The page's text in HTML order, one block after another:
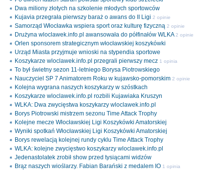
Dwa miliony złotych na szkolenie młodych sportowców
Kujavia przegrała pierwszy baraż o awans do II Ligi 2 opinie
Samorząd Włocławka wspiera sport oraz kulturę fizyczną 2 opinie
Drużyna wloclawek.info.pl awansowała do półfinałów WLKA 2 opinie
Orlen sponsorem strategicznym włocławskiej koszykówki
Urząd Miasta przyjmuje wnioski na stypendia sportowe
Koszykarze wloclawek.info.pl przegrali pierwszy mecz 1 opinia
To był świetny sezon 11-letniego Borysa Piotrowskiego
Nauczyciel SP 7 Animatorem Roku w kujawsko-pomorskim 2 opinie
Kolejna wygrana naszych koszykarzy w szóstkach
Koszykarze wloclawek.info.pl rozbili Kujawiaka Kruszyn
WLKA: Dwa zwycięstwa koszykarzy wloclawek.info.pl
Borys Piotrowski mistrzem sezonu Time Attack Trophy
Kolejne mecze Włocławskiej Ligi Koszykówki Amatorskiej
Wyniki spotkań Włocławskiej Ligi Koszykówki Amatorskiej
Borys rewelacją kolejnej rundy cyklu Time Attack Trophy
WLKA: kolejne zwycięstwo koszykarzy wloclawek.info.pl
Jedenastolatek zrobił show przed tysiącami widzów
Brąz naszych wioślarzy. Fabian Barański z medalem IO 1 opinia